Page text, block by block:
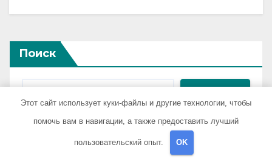
Поиск
Этот сайт использует куки-файлы и другие технологии, чтобы
помочь вам в навигации, а также предоставить лучший
пользовательский опыт. OK